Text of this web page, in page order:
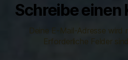
Schreibe einen
Deine E-Mail-Adresse wird
Erforderliche Felder